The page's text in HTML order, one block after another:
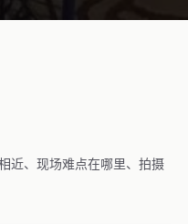
近、现场难点在哪里、拍摄